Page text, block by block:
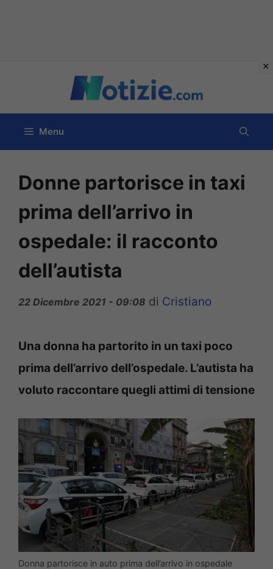
contenuto
Menu
Donne partorisce in taxi
prima dell’arrivo in
ospedale: il racconto
dell’autista
22 Dicembre 2021 - 09:08 di Cristiano
Una donna ha partorito in un taxi poco
prima dell’arrivo dell’ospedale. L’autista ha
voluto raccontare quegli attimi di tensione
Donna partorisce in auto prima dell’arrivo in ospedale